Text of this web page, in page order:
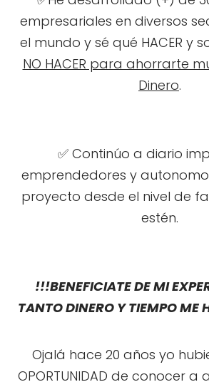
empresariales en diversos
el mundo y sé qué HACER y
NO HACER para ahorrarte
Dinero.
✅ Continúo a diario
emprendedores y
proyecto desde el nivel de
estén.
!!!BENEFICIATE DE MI
TANTO DINERO Y TIEMPO ME
Ojalá hace 20 años yo
OPORTUNIDAD de conocer a